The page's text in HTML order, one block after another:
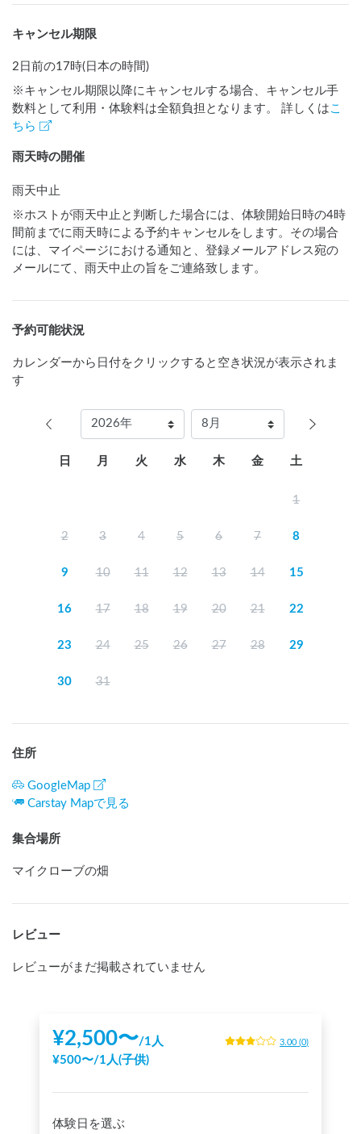
キャンセル期限
2日前の17時(日本の時間)
※キャンセル期限以降にキャンセルする場合、キャンセル手
数料として利用・体験料は全額負担となります。 詳しくは こ
ちら
雨天時の開催
雨天中止
※ホストが雨天中止と判断した場合には、体験開始日時の4時
間前までに雨天時による予約キャンセルをします。その場合
には、マイページにおける通知と、登録メールアドレス宛の
メールにて、雨天中止の旨をご連絡致します。
予約可能状況
カレンダーから日付をクリックすると空き状況が表示されま
す
日 月 火 水 木 金 土
1
2 3 4 5 6 7 8
9 10 11 12 13 14 15
16 17 18 19 20 21 22
23 24 25 26 27 28 29
30 31
住所
GoogleMap
Carstay Mapで見る
集合場所
マイクローブの畑
レビュー
レビューがまだ掲載されていません
¥2,500〜/1人
¥500〜/1人(子供)
3.00 (0)
体験日を選ぶ